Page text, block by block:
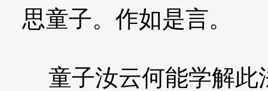
思童子。作如是言。
童子汝云何能学解此